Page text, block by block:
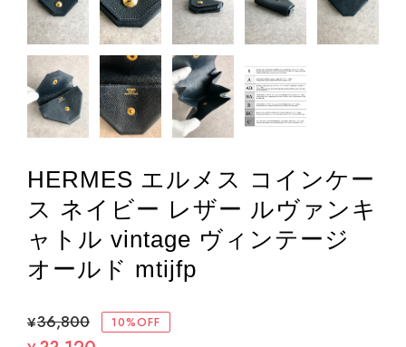
HERMES エルメス コインケー
ス ネイビー レザー ルヴァンキ
ャトル vintage ヴィンテージ
オールド mtijfp
¥36,800 10%OFF